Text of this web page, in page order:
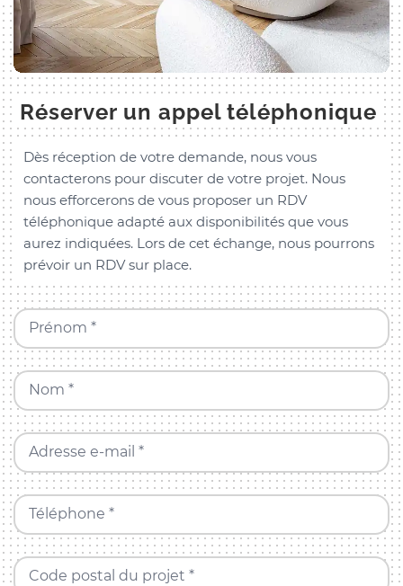
Réserver un appel téléphonique
Dès réception de votre demande, nous vous
contacterons pour discuter de votre projet. Nous
nous efforcerons de vous proposer un RDV
téléphonique adapté aux disponibilités que vous
aurez indiquées. Lors de cet échange, nous pourrons
prévoir un RDV sur place.
Prénom *
Nom *
Adresse e-mail *
Téléphone *
Code postal du projet *